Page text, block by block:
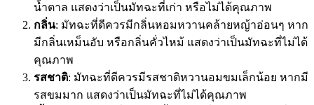
น้ำตาล แสดงว่าเป็นมัทฉะที่เก่า หรือไม่ได้คุณภาพ
กลิ่น: มัทฉะที่ดีควรมีกลิ่นหอมหวานคล้ายหญ้าอ่อนๆ หาก
มีกลิ่นเหม็นอับ หรือกลิ่นคั่วไหม้ แสดงว่าเป็นมัทฉะที่ไม่ได้
คุณภาพ
รสชาติ: มัทฉะที่ดีควรมีรสชาติหวานอมขมเล็กน้อย หากมี
รสขมมาก แสดงว่าเป็นมัทฉะที่ไม่ได้คุณภาพ